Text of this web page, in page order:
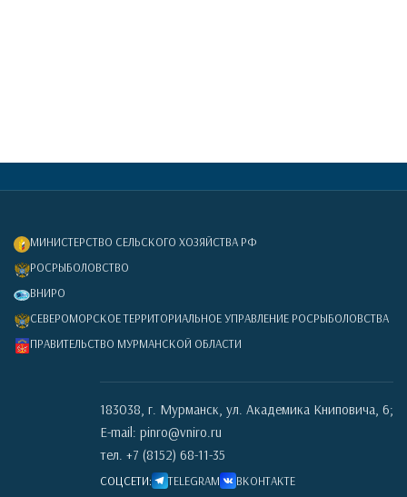
МИНИСТЕРСТВО СЕЛЬСКОГО ХОЗЯЙСТВА РФ
РОСРЫБОЛОВСТВО
ВНИРО
СЕВЕРОМОРСКОЕ ТЕРРИТОРИАЛЬНОЕ УПРАВЛЕНИЕ РОСРЫБОЛОВСТВА
ПРАВИТЕЛЬСТВО МУРМАНСКОЙ ОБЛАСТИ
183038, г. Мурманск, ул. Академика Книповича, 6;
E-mail: pinro@vniro.ru
тел. +7 (8152) 68-11-35
СОЦСЕТИ: TELEGRAM ВКОНТАКТЕ